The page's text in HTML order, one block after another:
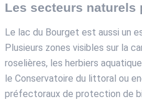
Les secteurs naturels
Le lac du Bourget est aussi un
Plusieurs zones visibles sur la
roselières, les herbiers
le Conservatoire du littoral ou
préfectoraux de protection de